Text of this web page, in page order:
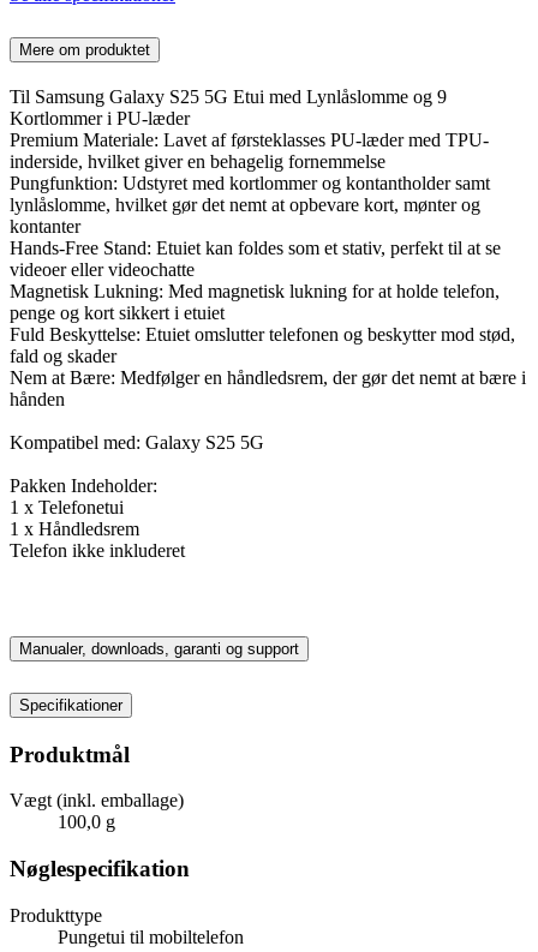
Mere om produktet
Til Samsung Galaxy S25 5G Etui med Lynlåslomme og 9
Kortlommer i PU-læder
Premium Materiale: Lavet af førsteklasses PU-læder med TPU-
inderside, hvilket giver en behagelig fornemmelse
Pungfunktion: Udstyret med kortlommer og kontantholder samt
lynlåslomme, hvilket gør det nemt at opbevare kort, mønter og
kontanter
Hands-Free Stand: Etuiet kan foldes som et stativ, perfekt til at se
videoer eller videochatte
Magnetisk Lukning: Med magnetisk lukning for at holde telefon,
penge og kort sikkert i etuiet
Fuld Beskyttelse: Etuiet omslutter telefonen og beskytter mod stød,
fald og skader
Nem at Bære: Medfølger en håndledsrem, der gør det nemt at bære i
hånden
Kompatibel med: Galaxy S25 5G
Pakken Indeholder:
1 x Telefonetui
1 x Håndledsrem
Telefon ikke inkluderet
Manualer, downloads, garanti og support
Specifikationer
Produktmål
Vægt (inkl. emballage)
100,0 g
Nøglespecifikation
Produkttype
Pungetui til mobiltelefon